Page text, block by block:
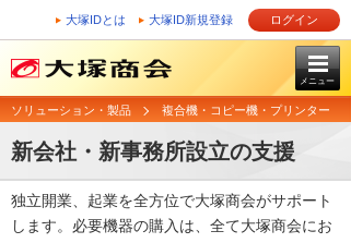
大塚IDとは 大塚ID新規登録 ログイン
メニュー
ソリューション・製品 複合機・コピー機・プリンター
新会社・新事務所設立の支援
独立開業、起業を全方位で大塚商会がサポート
します。必要機器の購入は、全て大塚商会にお